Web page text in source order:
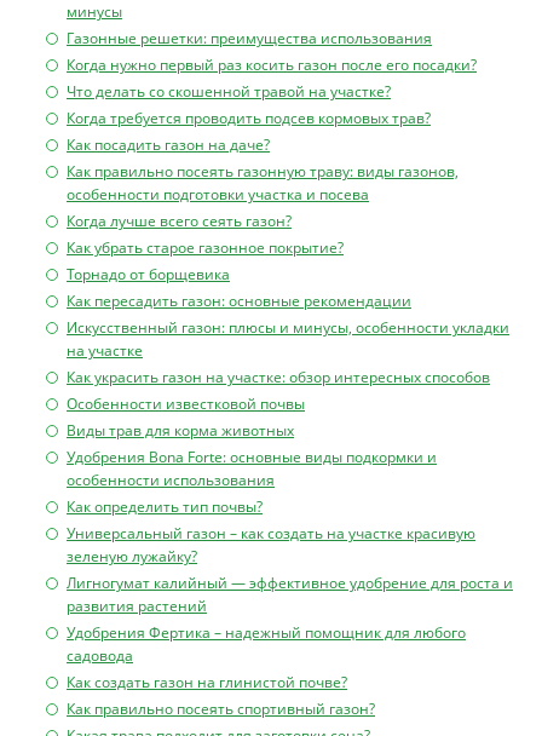
минусы
Газонные решетки: преимущества использования
Когда нужно первый раз косить газон после его посадки?
Что делать со скошенной травой на участке?
Когда требуется проводить подсев кормовых трав?
Как посадить газон на даче?
Как правильно посеять газонную траву: виды газонов,
особенности подготовки участка и посева
Когда лучше всего сеять газон?
Как убрать старое газонное покрытие?
Торнадо от борщевика
Как пересадить газон: основные рекомендации
Искусственный газон: плюсы и минусы, особенности укладки
на участке
Как украсить газон на участке: обзор интересных способов
Особенности известковой почвы
Виды трав для корма животных
Удобрения Bona Forte: основные виды подкормки и
особенности использования
Как определить тип почвы?
Универсальный газон – как создать на участке красивую
зеленую лужайку?
Лигногумат калийный — эффективное удобрение для роста и
развития растений
Удобрения Фертика – надежный помощник для любого
садовода
Как создать газон на глинистой почве?
Как правильно посеять спортивный газон?